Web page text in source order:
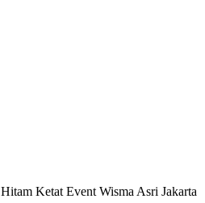
Ketat Event Wisma Asri Jakarta